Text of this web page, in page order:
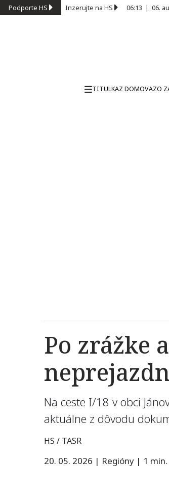
Podporte HS Inzerujte na HS 06:13 | 06.
TITULKAZ DOMOVAZO
Po zrážke
Na ceste I/18 v obci
aktuálne z dôvodu
HS / TASR
20. 05. 2026 | Regióny | 1